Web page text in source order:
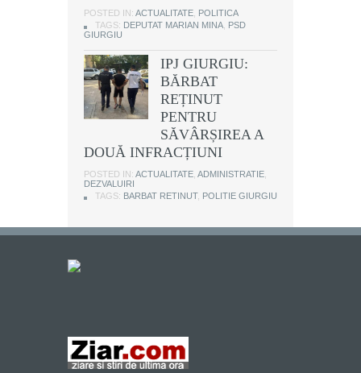
POSTED IN: ACTUALITATE POLITICA
TAGS: DEPUTAT MARIAN MINA PSD
GIURGIU
IPJ GIURGIU:
BĂRBAT
REȚINUT
PENTRU
SĂVÂRȘIREA A
DOUĂ INFRACȚIUNI
POSTED IN: ACTUALITATE ADMINISTRATIE
DEZVALUIRI
TAGS: BARBAT RETINUT, POLITIE GIURGIU